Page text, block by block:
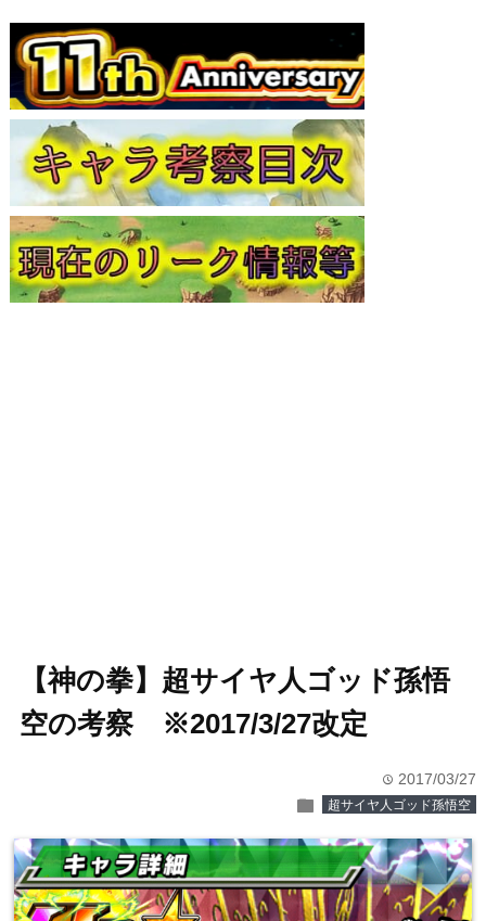
【神の拳】超サイヤ人ゴッド孫悟
空の考察 ※2017/3/27改定
time 2017/03/27
folder 超サイヤ人ゴッド孫悟空